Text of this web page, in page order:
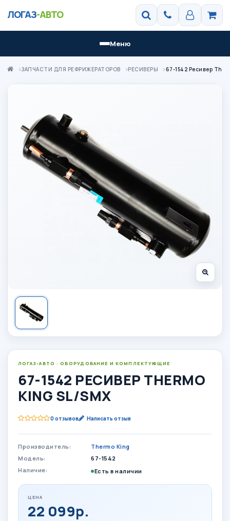
ЛОГАЗ-АВТО
Меню
ЗАПЧАСТИ ДЛЯ РЕФРИЖЕРАТОРОВ РЕСИВЕРЫ 67-1542 Ресивер
ЛОГАЗ-АВТО · ОБОРУДОВАНИЕ И КОМПЛЕКТУЮЩИЕ
67-1542 РЕСИВЕР THERMO
KING SL/SMX
0 отзывов Написать отзыв
Производитель:
Thermo King
Модель:
67-1542
Наличие:
Есть в наличии
ЦЕНА
22 099р.